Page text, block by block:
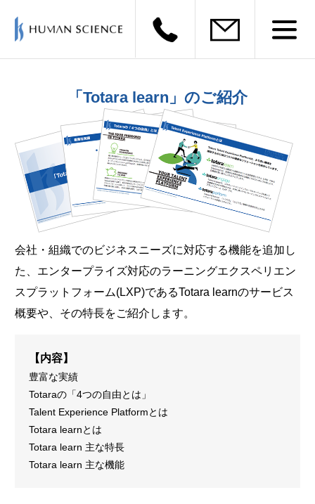
「Totara learn」のご紹介
会社・組織でのビジネスニーズに対応する機能を追加し
た、エンタープライズ対応のラーニングエクスペリエン
スプラットフォーム(LXP)であるTotara learnのサービス
概要や、その特長をご紹介します。
【内容】
豊富な実績
Totaraの「4つの自由とは」
Talent Experience Platformとは
Totara learnとは
Totara learn 主な特長
Totara learn 主な機能